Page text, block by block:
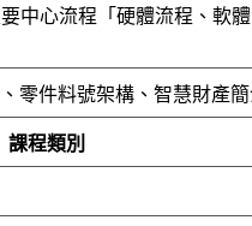
中心流程「硬體流程、軟
零件料號架構、智慧財產
課程類別